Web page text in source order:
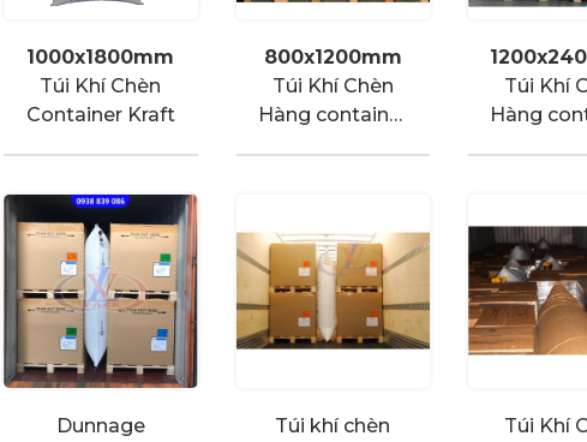
1000x1800mm
Túi Khí Chèn
Container Kraft
800x1200mm
Túi Khí Chèn
Hàng container
Túi Khí
Hàng
Dunnage
Túi khí chèn
Túi Khí